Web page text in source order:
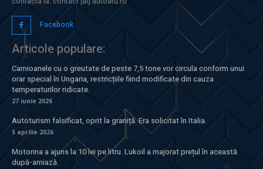
Facebook
Articole populare:
Camioanele cu o greutate de peste 7,5 tone vor circula conform unui
orar special în Ungaria, restricțiile fiind modificate din cauza
temperaturilor ridicate.
27 iunie 2026
Autoturism falsificat, oprit la graniță. Era solicitat în Italia.
5 aprilie 2026
Motorina a ajuns la 10 lei pe litru. Lukoil a majorat prețul în această
după-amiază.